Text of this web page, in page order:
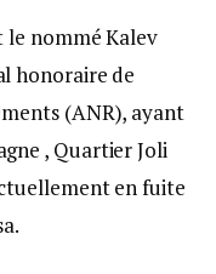
le nommé Kalev
honoraire de
(ANR), ayant
, Quartier Joli
en fuite